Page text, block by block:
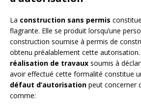
La construction sans permis
flagrante. Elle se produit lorsqu’une
construction soumise à permis de
obtenu préalablement cette
réalisation de travaux soumis à
avoir effectué cette formalité constitue
défaut d’autorisation peut concerner
comme: